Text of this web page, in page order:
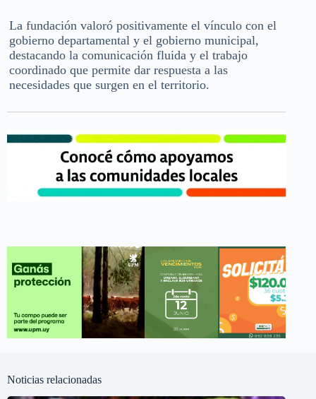
La fundación valoró positivamente el vínculo con el
gobierno departamental y el gobierno municipal,
destacando la comunicación fluida y el trabajo
coordinado que permite dar respuesta a las
necesidades que surgen en el territorio.
Noticias relacionadas